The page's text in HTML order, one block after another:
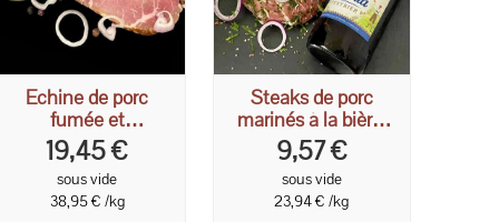
Echine de porc
fumée et
légèrement salée 2 x
250g
19,45 €
sous vide
38,95 € /kg
Steaks de porc
marinés à la bière,
2x200g
9,57 €
sous vide
23,94 € /kg